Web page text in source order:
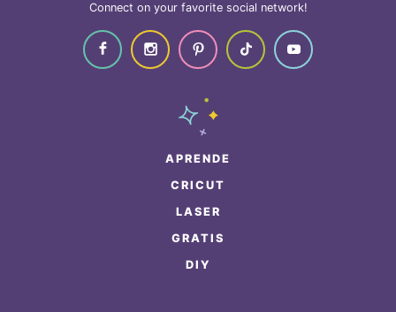
APRENDE
CRICUT
LASER
GRATIS
DIY
Connect on your favorite social network!